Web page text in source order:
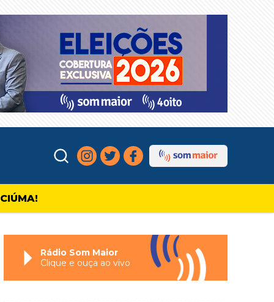
Rádio Som Maior
Clique e ouça ao vivo